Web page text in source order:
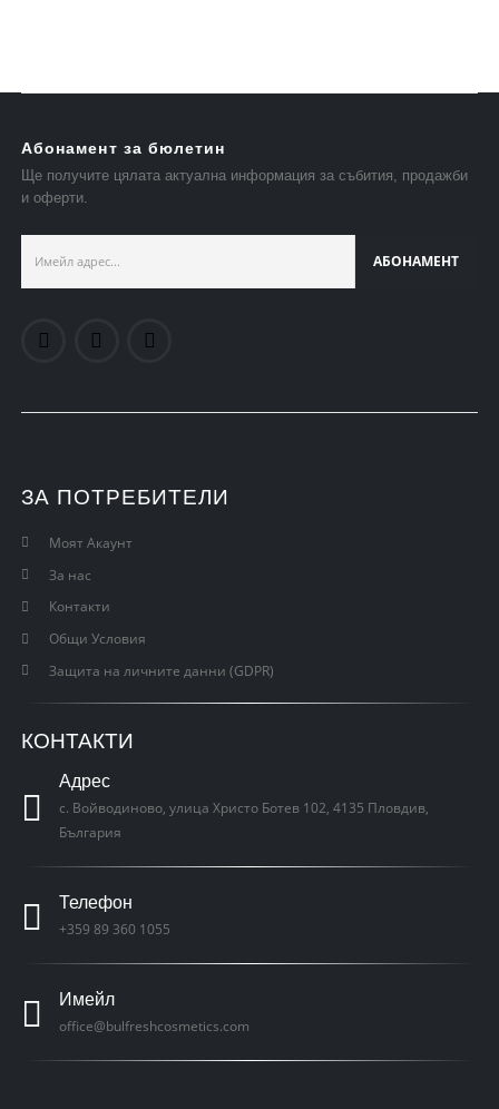
Абонамент за бюлетин
Ще получите цялата актуална информация за събития, продажби
и оферти.
ЗА ПОТРЕБИТЕЛИ
Моят Акаунт
За нас
Контакти
Общи Условия
Защита на личните данни (GDPR)
КОНТАКТИ
Адрес
с. Войводиново, улица Христо Ботев 102, 4135 Пловдив,
България
Телефон
+359 89 360 1055
Имейл
office@bulfreshcosmetics.com